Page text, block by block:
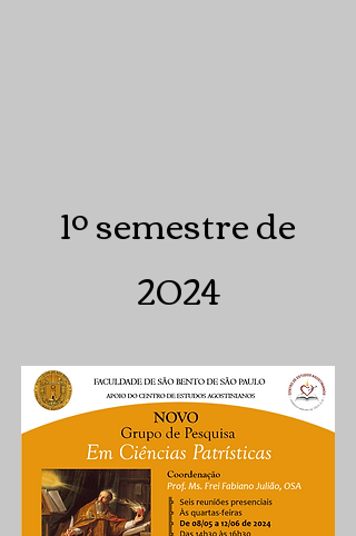
1º semestre de
2024